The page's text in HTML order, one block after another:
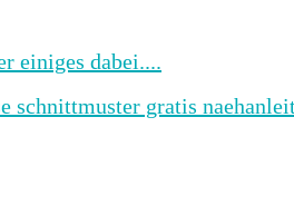
einiges dabei....